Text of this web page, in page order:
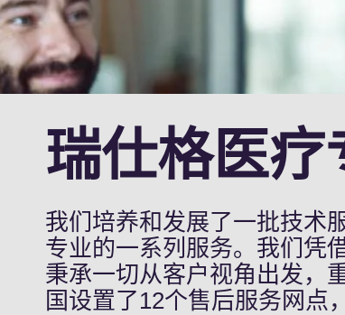
瑞仕格医疗
我们培养和发展了一批技术
专业的一系列服务。我们凭
秉承一切从客户视角出发，
国设置了12个售后服务网点